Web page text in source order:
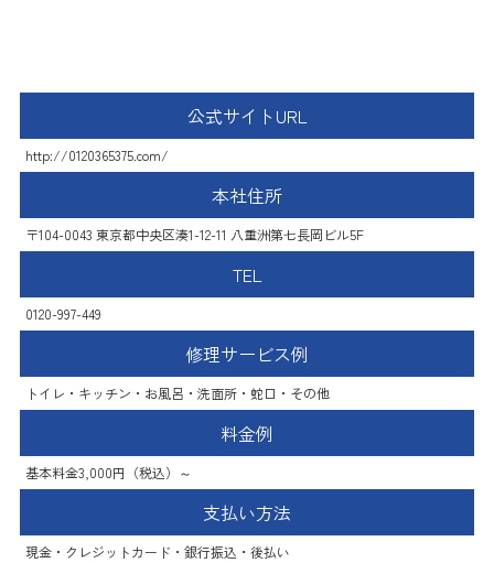
公式サイトURL
http://0120365375.com/
本社住所
〒104-0043 東京都中央区湊1-12-11 八重洲第七長岡ビル5F
TEL
0120-997-449
修理サービス例
トイレ・キッチン・お風呂・洗面所・蛇口・その他
料金例
基本料金3,000円（税込）～
支払い方法
現金・クレジットカード・銀行振込・後払い